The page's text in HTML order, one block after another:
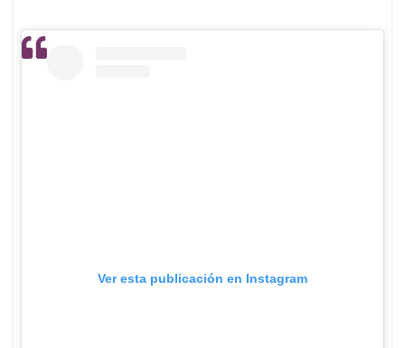
Ver esta publicación en Instagram